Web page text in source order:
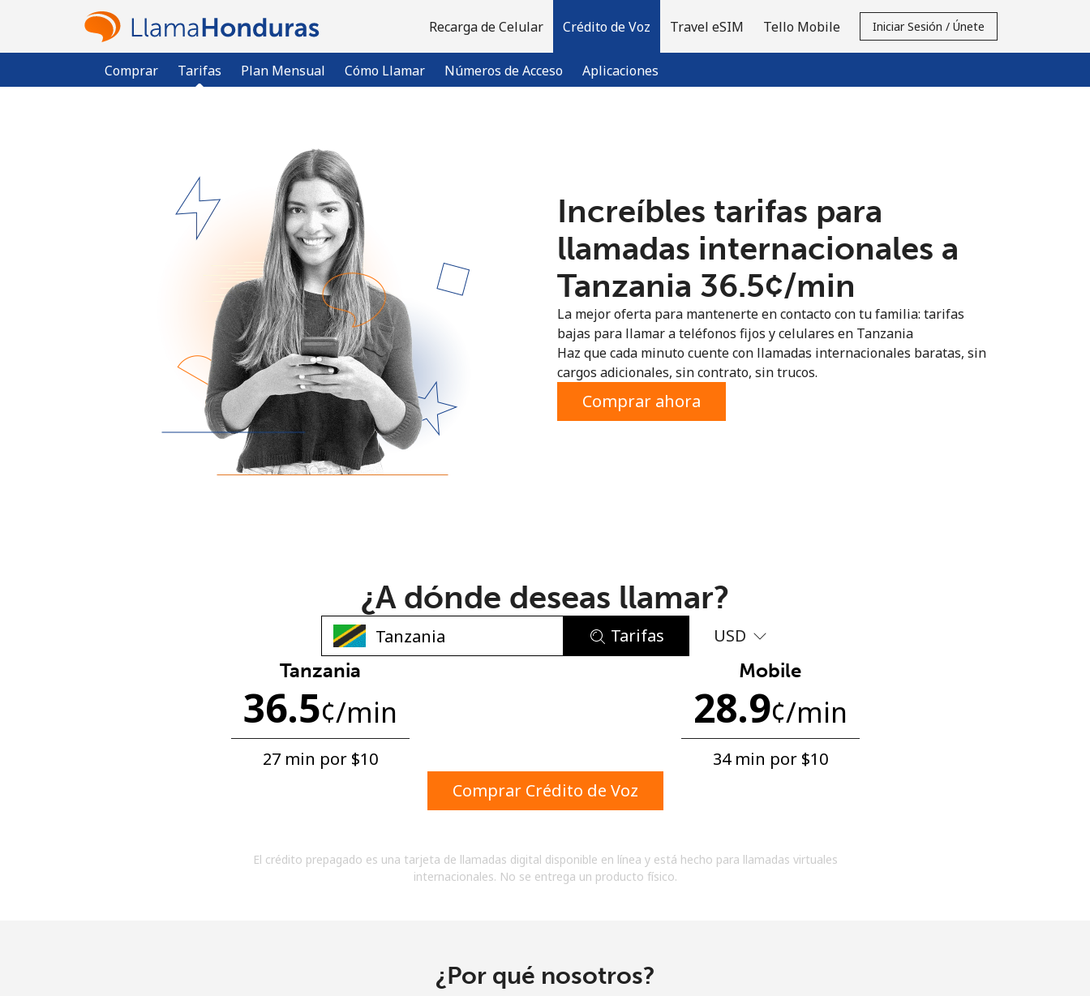
Recarga de Celular Crédito de Voz
Comprar Tarifas Plan Mensual Cómo Llamar Números de Acceso Aplicaciones
Travel eSIM Tello Mobile Iniciar Sesión / Únete
¿Ya tienes una cuenta? Inicia sesión →
Regístrate con
Una letra mayúscula y una minúscula
acuerdo con estos
Términos y condiciones.
Increíbles tarifas para
llamadas internacionales a
Tanzania ⁦36.5¢⁩/min
La mejor oferta para mantenerte en contacto con tu familia: tarifas
bajas para llamar a teléfonos fijos y celulares en Tanzania
Haz que cada minuto cuente con llamadas internacionales baratas, sin
cargos adicionales, sin contrato, sin trucos.
Comprar ahora
¿A dónde deseas llamar?
Tarifas USD
Tanzania
36.5¢/min
27 min por ⁦$10⁩
Mobile
28.9¢/min
34 min por ⁦$10⁩
Comprar Crédito de Voz
El crédito prepagado es una tarjeta de llamadas digital disponible en línea y está hecho para llamadas virtuales
internacionales. No se entrega un producto físico.
¿Por qué nosotros?